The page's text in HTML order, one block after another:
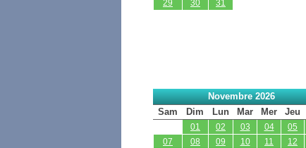
29
30 31
Novembre 2026
Sam
Dim Lun Mar Mer Jeu
01 02 03 04 05
07
08 09 10 11 12